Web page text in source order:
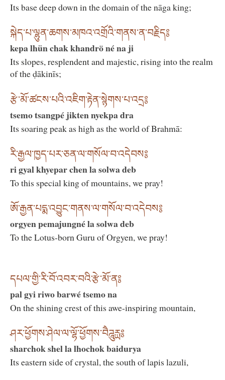
Its base deep down in the domain of the nāga king;
སྐེད་པ་ལྷུན་ཆགས་མཁའ་འགྲོའི་གནས་ན་བརྗིད༔
kepa lhün chak khandrö né na ji
Its slopes, resplendent and majestic, rising into the realm
of the ḍākinīs;
རྩེ་མོ་ཚངས་པའི་འཇིག་རྟེན་སྙེགས་པ་འདྲ༔
tsemo tsangpé jikten nyekpa dra
Its soaring peak as high as the world of Brahmā:
རི་རྒྱལ་ཁྱད་པར་ཅན་ལ་གསོལ་བ་འདེབས༔
ri gyal khyepar chen la solwa deb
To this special king of mountains, we pray!
ཨོ་རྒྱན་པདྨ་འབྱུང་གནས་ལ་གསོལ་བ་འདེབས༔
orgyen pemajungné la solwa deb
To the Lotus-born Guru of Orgyen, we pray!
དཔལ་གྱི་རི་བོ་འབར་བའི་རྩེ་མོ་ན༔
pal gyi riwo barwé tsemo na
On the shining crest of this awe-inspiring mountain,
ཤར་ཕྱོགས་ཤེལ་ལ་ལྷོ་ཕྱོགས་བཻཌཱུརྻ༔
sharchok shel la lhochok baidurya
Its eastern side of crystal, the south of lapis lazuli,